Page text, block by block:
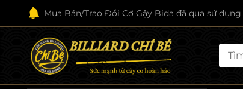
Mua Bán/Trao Đổi Cơ Gậy Bida đã qua sử dụng